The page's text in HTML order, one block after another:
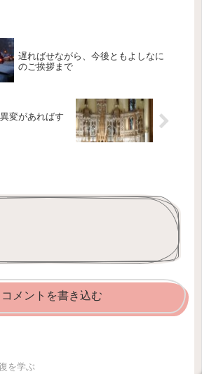
遅ればせながら、今後ともよしなに
のご挨拶まで
変があればす
コメントを書き込む
を学ぶ